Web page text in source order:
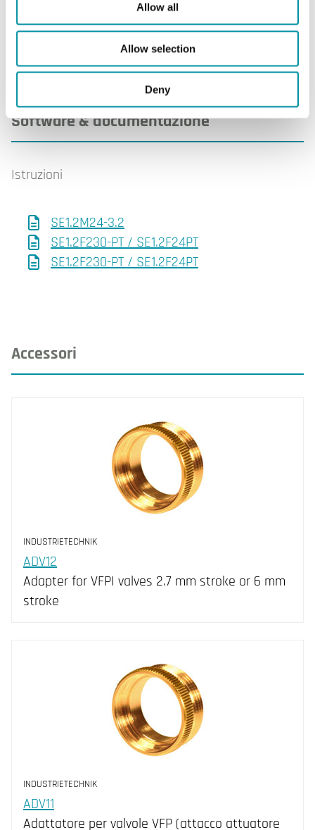
Allow all
Allow selection
Deny
Software & documentazione
Istruzioni
SE1.2M24-3.2
SE1.2F230-PT / SE1.2F24PT
SE1.2F230-PT / SE1.2F24PT
Accessori
INDUSTRIETECHNIK
ADV12
Adapter for VFPI valves 2.7 mm stroke or 6 mm
stroke
INDUSTRIETECHNIK
ADV11
Adattatore per valvole VFP (attacco attuatore